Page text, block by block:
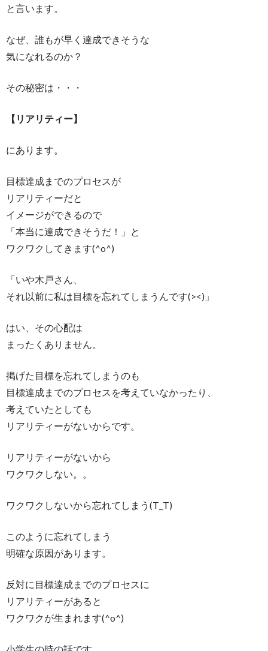
と言います。
なぜ、誰もが早く達成できそうな
気になれるのか？
その秘密は・・・
【リアリティー】
にあります。
目標達成までのプロセスが
リアリティーだと
イメージができるので
「本当に達成できそうだ！」と
ワクワクしてきます(^o^)
「いや木戸さん、
それ以前に私は目標を忘れてしまうんです(><)」
はい、その心配は
まったくありません。
掲げた目標を忘れてしまうのも
目標達成までのプロセスを考えていなかったり、
考えていたとしても
リアリティーがないからです。
リアリティーがないから
ワクワクしない。。
ワクワクしないから忘れてしまう(T_T)
このように忘れてしまう
明確な原因があります。
反対に目標達成までのプロセスに
リアリティーがあると
ワクワクが生まれます(^o^)